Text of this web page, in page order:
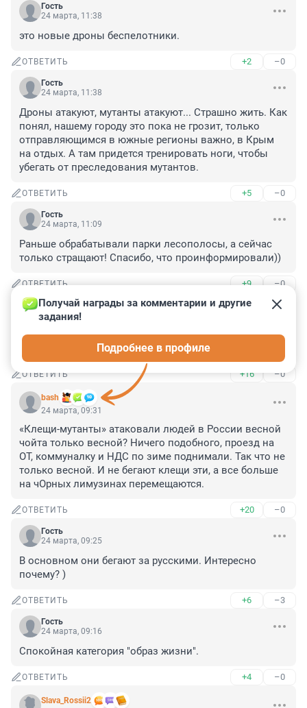
Гость
24 марта, 11:38
это новые дроны беспелотники.
ОТВЕТИТЬ +2 –0
Гость
24 марта, 11:38
Дроны атакуют, мутанты атакуют... Страшно жить. Как
понял, нашему городу это пока не грозит, только
отправляющимся в южные регионы важно, в Крым
на отдых. А там придется тренировать ноги, чтобы
убегать от преследования мутантов.
ОТВЕТИТЬ +5 –0
Гость
24 марта, 11:09
Раньше обрабатывали парки лесополосы, а сейчас
только стращают! Спасибо, что проинформировали))
ОТВЕТИТЬ +9 –0
Гость
24 марта, 09:48
Нужно производить обработку территорий, для
уничтожения клещей.
ОТВЕТИТЬ +16 –0
bash
Получай награды за комментарии и другие
задания!
Подробнее в профиле
24 марта, 09:31
«Клещи-мутанты» атаковали людей в России весной
чойта только весной? Ничего подобного, проезд на
ОТ, коммуналку и НДС по зиме поднимали. Так что не
только весной. И не бегают клещи эти, а все больше
на чОрных лимузинах перемещаются.
ОТВЕТИТЬ +20 –0
Гость
24 марта, 09:25
В основном они бегают за русскими. Интересно
почему? )
ОТВЕТИТЬ +6 –3
Гость
24 марта, 09:16
Спокойная категория "образ жизни".
ОТВЕТИТЬ +4 –0
Slava_Rossii2